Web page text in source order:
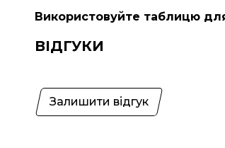
Використовуйте таблицю
ВІДГУКИ
Залишити відгук